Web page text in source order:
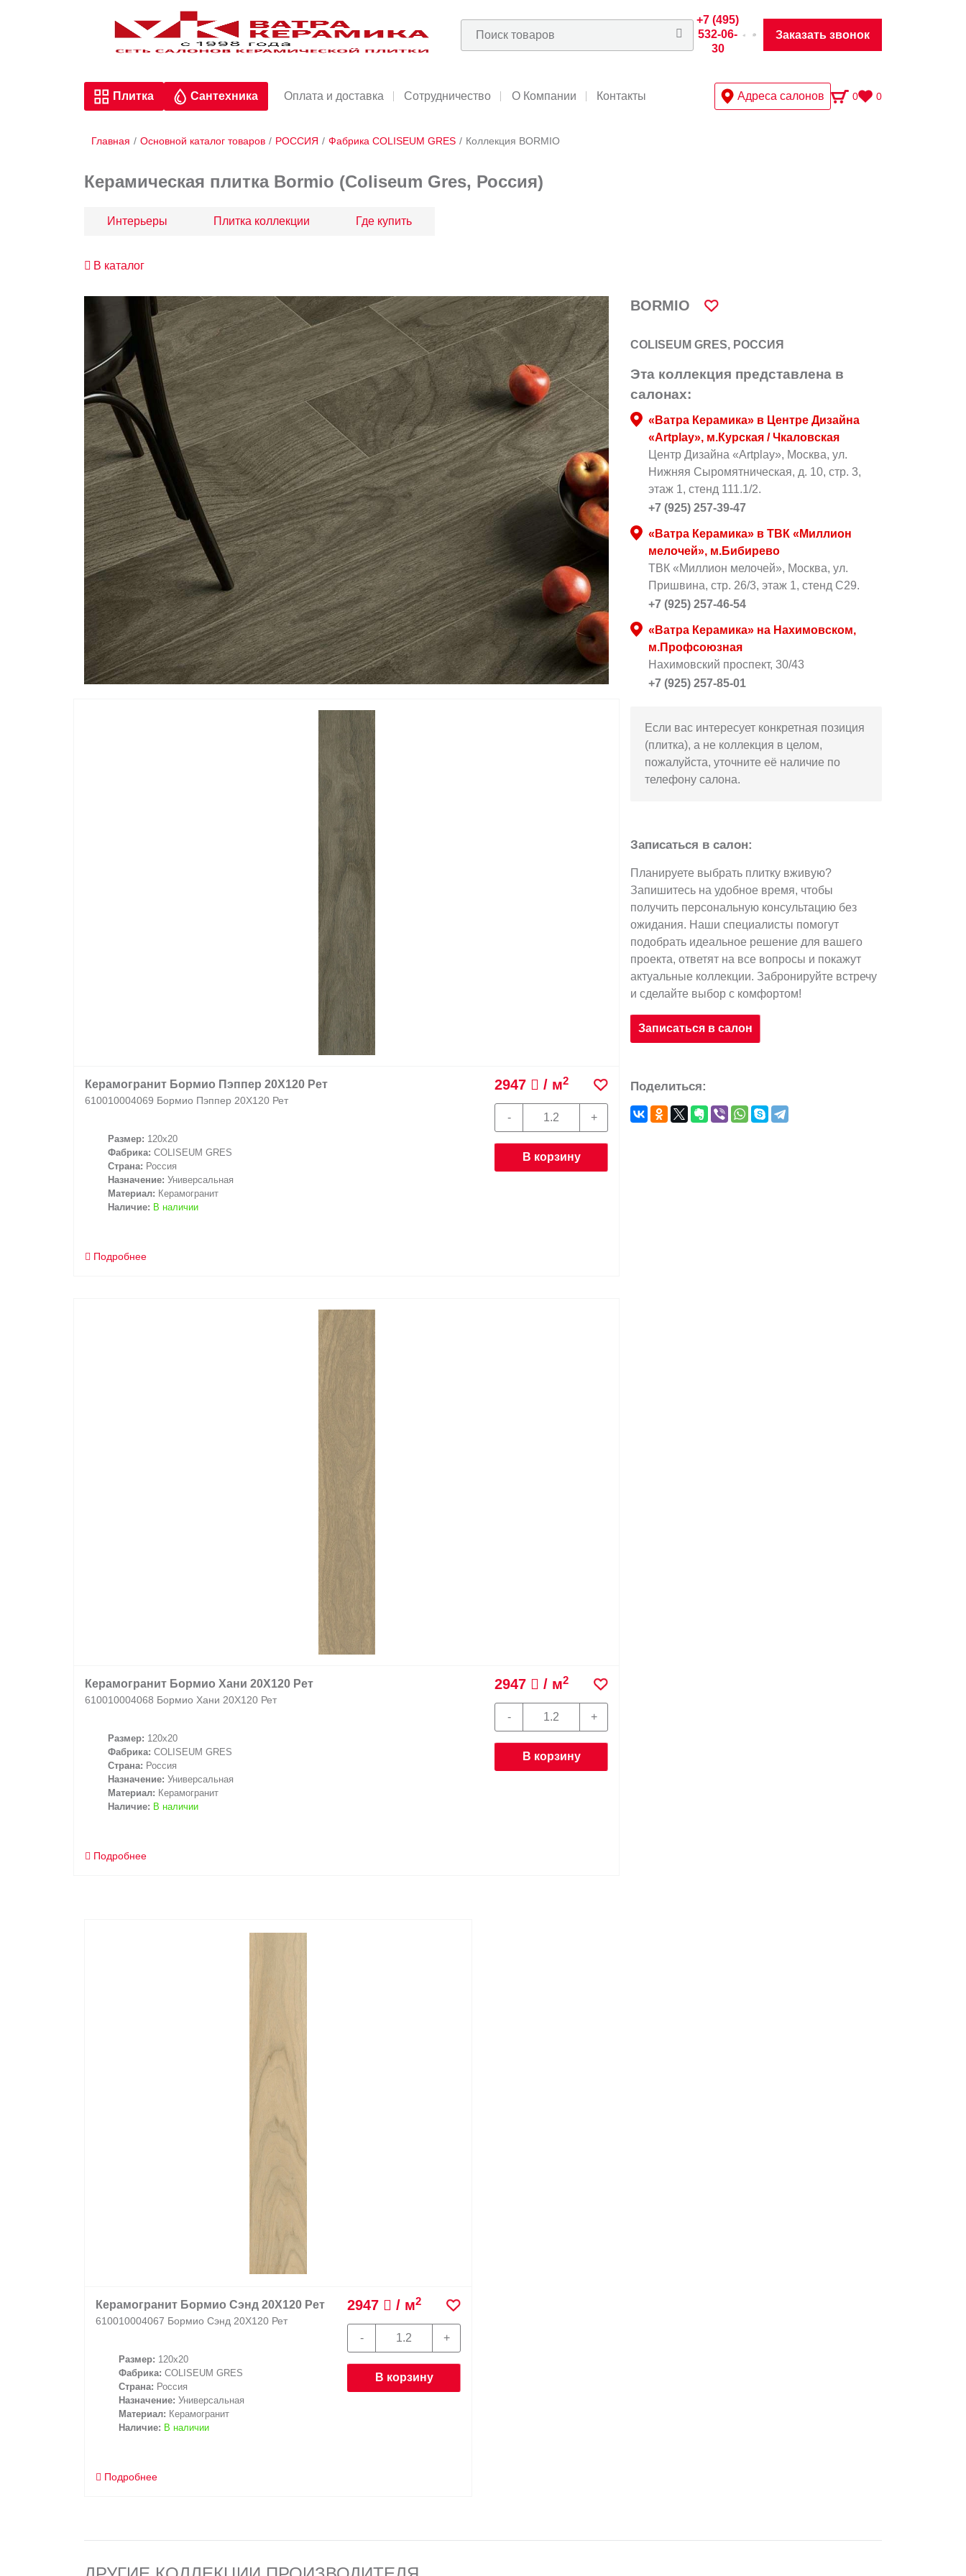
+7 (495)
532-06-
30
Заказать звонок
Плитка Сантехника Оплата и доставка Сотрудничество О Компании Контакты Адреса салонов 0 0
Главная / Основной каталог товаров / РОССИЯ / Фабрика COLISEUM GRES / Коллекция BORMIO
Керамическая плитка Bormio (Coliseum Gres, Россия)
Интерьеры Плитка коллекции Где купить
В каталог
Керамогранит Бормио Пэппер 20X120 Рет
610010004069 Бормио Пэппер 20X120 Рет
Размер: 120x20
Фабрика: COLISEUM GRES
Страна: Россия
Назначение: Универсальная
Материал: Керамогранит
Наличие: В наличии
Подробнее
2947 / м2
В корзину
Керамогранит Бормио Хани 20X120 Рет
610010004068 Бормио Хани 20X120 Рет
Размер: 120x20
Фабрика: COLISEUM GRES
Страна: Россия
Назначение: Универсальная
Материал: Керамогранит
Наличие: В наличии
Подробнее
2947 / м2
В корзину
BORMIO
COLISEUM GRES, РОССИЯ
Эта коллекция представлена в
салонах:
«Ватра Керамика» в Центре Дизайна
«Artplay», м.Курская / Чкаловская
Центр Дизайна «Artplay», Москва, ул.
Нижняя Сыромятническая, д. 10, стр. 3,
этаж 1, стенд 111.1/2.
+7 (925) 257-39-47
«Ватра Керамика» в ТВК «Миллион
мелочей», м.Бибирево
ТВК «Миллион мелочей», Москва, ул.
Пришвина, стр. 26/3, этаж 1, стенд С29.
+7 (925) 257-46-54
«Ватра Керамика» на Нахимовском,
м.Профсоюзная
Нахимовский проспект, 30/43
+7 (925) 257-85-01
Если вас интересует конкретная позиция
(плитка), а не коллекция в целом,
пожалуйста, уточните её наличие по
телефону салона.
Записаться в салон:
Планируете выбрать плитку вживую?
Запишитесь на удобное время, чтобы
получить персональную консультацию без
ожидания. Наши специалисты помогут
подобрать идеальное решение для вашего
проекта, ответят на все вопросы и покажут
актуальные коллекции. Забронируйте встречу
и сделайте выбор с комфортом!
Записаться в салон
Поделиться:
Керамогранит Бормио Сэнд 20X120 Рет
610010004067 Бормио Сэнд 20X120 Рет
Размер: 120x20
Фабрика: COLISEUM GRES
Страна: Россия
Назначение: Универсальная
Материал: Керамогранит
Наличие: В наличии
Подробнее
2947 / м2
В корзину